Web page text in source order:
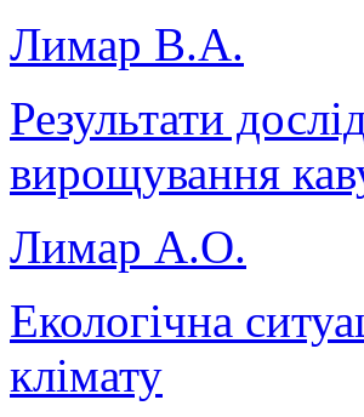
Лимар В.А.
Результати
вирощування
Лимар А.О.
Екологічна
клімату